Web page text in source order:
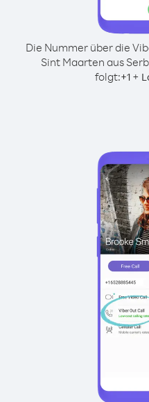
Die Nummer über die
Sint Maarten aus
folgt:+1 +